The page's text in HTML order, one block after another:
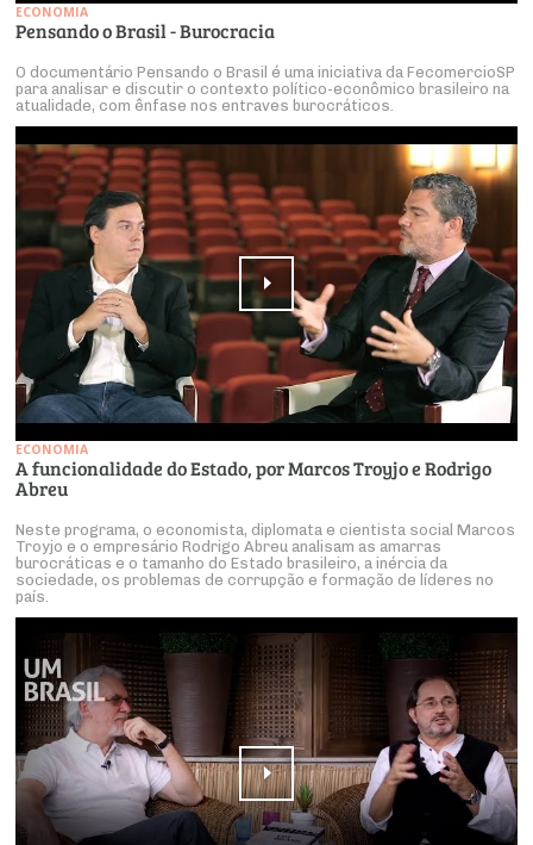
ECONOMIA
Pensando o Brasil - Burocracia
O documentário Pensando o Brasil é uma iniciativa da FecomercioSP
para analisar e discutir o contexto político-econômico brasileiro na
atualidade, com ênfase nos entraves burocráticos.
ECONOMIA
A funcionalidade do Estado, por Marcos Troyjo e Rodrigo
Abreu
Neste programa, o economista, diplomata e cientista social Marcos
Troyjo e o empresário Rodrigo Abreu analisam as amarras
burocráticas e o tamanho do Estado brasileiro, a inércia da
sociedade, os problemas de corrupção e formação de líderes no
país.